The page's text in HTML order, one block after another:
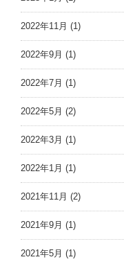
2022年11月 (1)
2022年9月 (1)
2022年7月 (1)
2022年5月 (2)
2022年3月 (1)
2022年1月 (1)
2021年11月 (2)
2021年9月 (1)
2021年5月 (1)